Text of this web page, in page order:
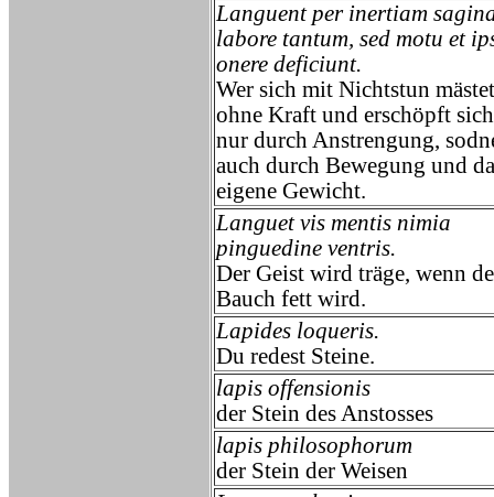
Languent per inertiam
labore tantum, sed motu et
onere deficiunt.
Wer sich mit Nichtstun
ohne Kraft und erschöpft
nur durch Anstrengung,
auch durch Bewegung und
eigene Gewicht.
Languet vis mentis nimia
pinguedine ventris.
Der Geist wird träge, wenn
Bauch fett wird.
Lapides loqueris.
Du redest Steine.
lapis offensionis
der Stein des Anstosses
lapis philosophorum
der Stein der Weisen